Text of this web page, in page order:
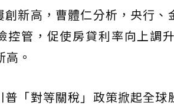
創新高，曹體仁分析，央行
控管，促使房貸利率向上調
。
普「對等關稅」政策掀起全